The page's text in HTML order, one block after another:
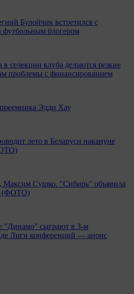
Булойчик встретился с
блогером
селекции клуба делаются резкие
проблемы с финансированием
Эдди Хау
лето в Беларуси накануне
Максим Сушко. "Сибирь" объявила
(ФОТО)
"Динамо" сыграют в 3-м
Лиги конференций — анонс